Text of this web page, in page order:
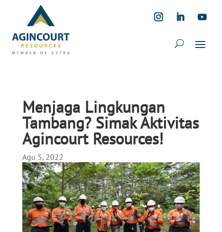
Menjaga Lingkungan
Tambang? Simak Aktivitas
Agincourt Resources!
Agu 5, 2022